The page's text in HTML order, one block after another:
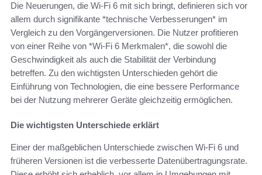
Die Neuerungen, die Wi-Fi 6 mit sich bringt, definieren sich vor
allem durch signifikante *technische Verbesserungen* im
Vergleich zu den Vorgängerversionen. Die Nutzer profitieren
von einer Reihe von *Wi-Fi 6 Merkmalen*, die sowohl die
Geschwindigkeit als auch die Stabilität der Verbindung
betreffen. Zu den wichtigsten Unterschieden gehört die
Einführung von Technologien, die eine bessere Performance
bei der Nutzung mehrerer Geräte gleichzeitig ermöglichen.
Die wichtigsten Unterschiede erklärt
Einer der maßgeblichen Unterschiede zwischen Wi-Fi 6 und
früheren Versionen ist die verbesserte Datenübertragungsrate.